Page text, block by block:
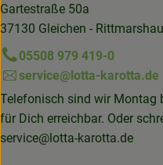
Gartestraße 50a
37130 Gleichen -
05508 979 419-0
service@lotta-karotta.de
Telefonisch sind wir Montag
für Dich erreichbar. Oder
service@lotta-karotta.de